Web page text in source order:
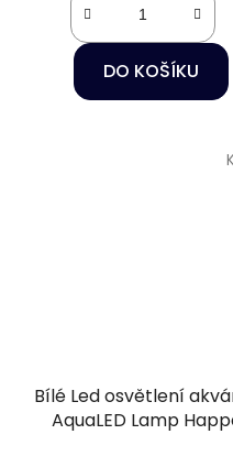
DO KOŠÍKU
Bílé Led osvětlení
AquaLED Lamp